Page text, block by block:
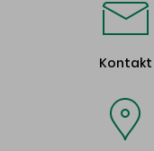
Kontakt